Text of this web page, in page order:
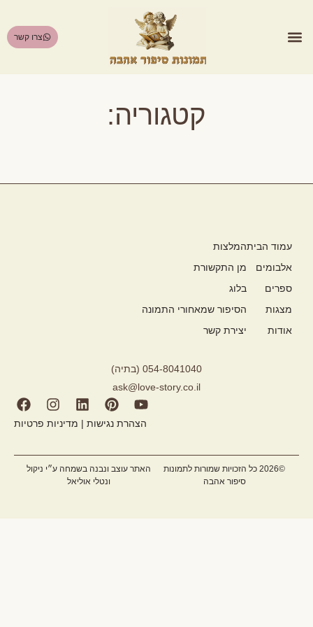
צרו קשר
קטגוריה:
עמוד הבית
אלבומים
ספרים
מצגות
אודות
המלצות
מן התקשורת
בלוג
הסיפור שמאחורי התמונה
יצירת קשר
054-8041040 (בתיה)
ask@love-story.co.il
הצהרת נגישות | מדיניות פרטיות
©2026 כל הזכויות שמורות לתמונות
סיפור אהבה
האתר עוצב ונבנה בשמחה ע״י ניקול
ונטלי אוליאל